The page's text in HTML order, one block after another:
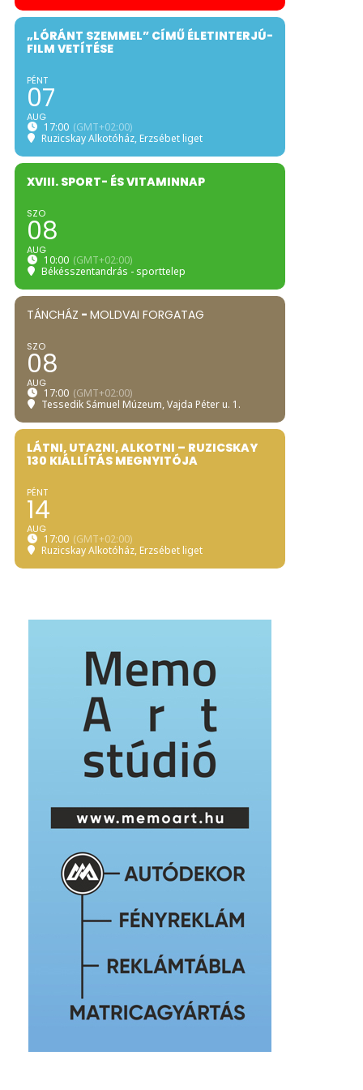
„LÓRÁNT SZEMMEL” CÍMŰ ÉLETINTERJÚ-
FILM VETÍTÉSE
PÉNT
07
AUG
17:00 (GMT+02:00)
Ruzicskay Alkotóház, Erzsébet liget
XVIII. SPORT- ÉS VITAMINNAP
SZO
08
AUG
10:00 (GMT+02:00)
Békésszentandrás - sporttelep
TÁNCHÁZ - MOLDVAI FORGATAG
SZO
08
AUG
17:00 (GMT+02:00)
Tessedik Sámuel Múzeum, Vajda Péter u. 1.
LÁTNI, UTAZNI, ALKOTNI – RUZICSKAY
130 KIÁLLÍTÁS MEGNYITÓJA
PÉNT
14
AUG
17:00 (GMT+02:00)
Ruzicskay Alkotóház, Erzsébet liget